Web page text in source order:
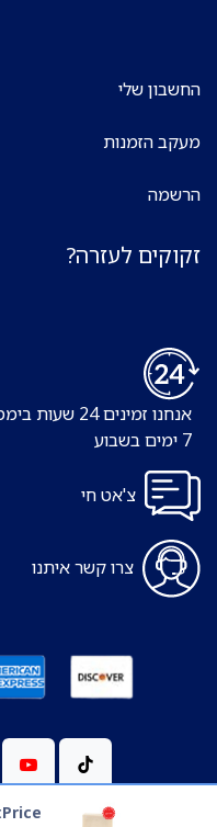
Price:
החשבון שלי
מעקב הזמנות
הרשמה
זקוקים לעזרה?
אנחנו זמינים 24 שעות ביממה,
צ'אט חי
צרו קשר איתנו